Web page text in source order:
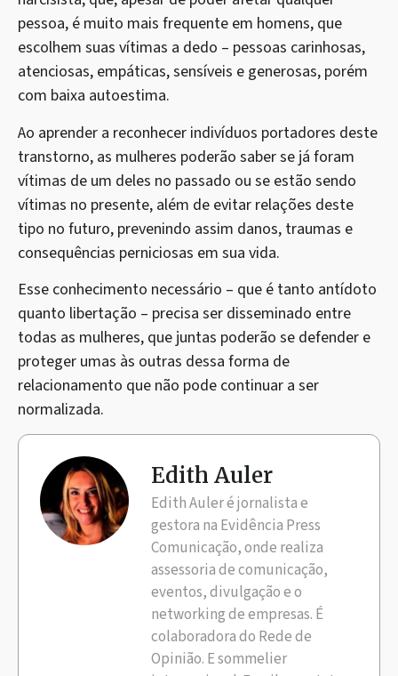
pessoa, é muito mais frequente em homens, que
escolhem suas vítimas a dedo – pessoas carinhosas,
atenciosas, empáticas, sensíveis e generosas, porém
com baixa autoestima.
Ao aprender a reconhecer indivíduos portadores deste
transtorno, as mulheres poderão saber se já foram
vítimas de um deles no passado ou se estão sendo
vítimas no presente, além de evitar relações deste
tipo no futuro, prevenindo assim danos, traumas e
consequências perniciosas em sua vida.
Esse conhecimento necessário – que é tanto antídoto
quanto libertação – precisa ser disseminado entre
todas as mulheres, que juntas poderão se defender e
proteger umas às outras dessa forma de
relacionamento que não pode continuar a ser
normalizada.
Edith Auler
Edith Auler é jornalista e
gestora na Evidência Press
Comunicação, onde realiza
assessoria de comunicação,
eventos, divulgação e o
networking de empresas. É
colaboradora do Rede de
Opinião. E sommelier